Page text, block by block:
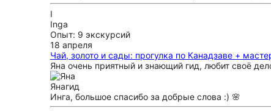
I
Inga
Опыт: 9 экскурсий
18 апреля
Чай, золото и сады: прогулка по Канадзаве +
Яна очень приятный и знающий гид, любит своё
Янагид
Инга, большое спасибо за добрые слова :) 🌸